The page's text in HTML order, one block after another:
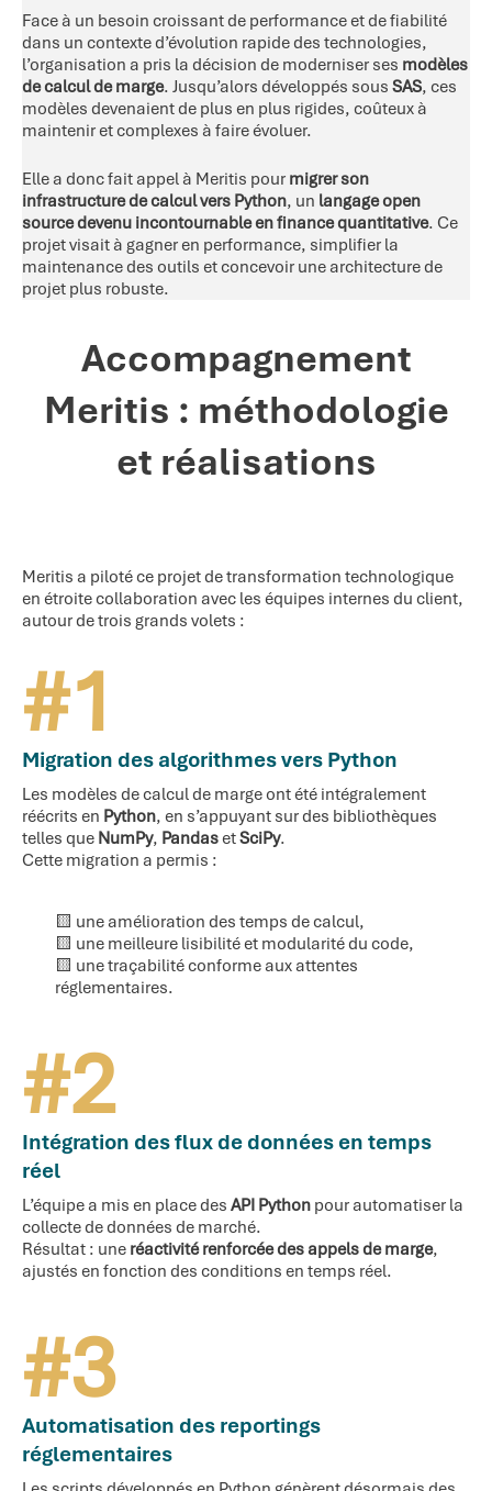
Face à un besoin croissant de performance et de fiabilité
dans un contexte d’évolution rapide des technologies,
l’organisation a pris la décision de moderniser ses modèles
de calcul de marge. Jusqu’alors développés sous SAS, ces
modèles devenaient de plus en plus rigides, coûteux à
maintenir et complexes à faire évoluer.
Elle a donc fait appel à Meritis pour migrer son
infrastructure de calcul vers Python, un langage open
source devenu incontournable en finance quantitative. Ce
projet visait à gagner en performance, simplifier la
maintenance des outils et concevoir une architecture de
projet plus robuste.
Accompagnement
Meritis : méthodologie
et réalisations
Meritis a piloté ce projet de transformation technologique
en étroite collaboration avec les équipes internes du client,
autour de trois grands volets :
Migration des algorithmes vers Python
Les modèles de calcul de marge ont été intégralement
réécrits en Python, en s’appuyant sur des bibliothèques
telles que NumPy, PandasetSciPy.
Cette migration a permis :
🟨 une amélioration des temps de calcul,
🟨 une meilleure lisibilité et modularité du code,
🟨 une traçabilité conforme aux attentes
réglementaires.
Intégration des flux de données en temps
réel
L’équipe a mis en place des API Python pour automatiser la
collecte de données de marché.
Résultat : une réactivité renforcée des appels de marge,
ajustés en fonction des conditions en temps réel.
Automatisation des reportings
réglementaires